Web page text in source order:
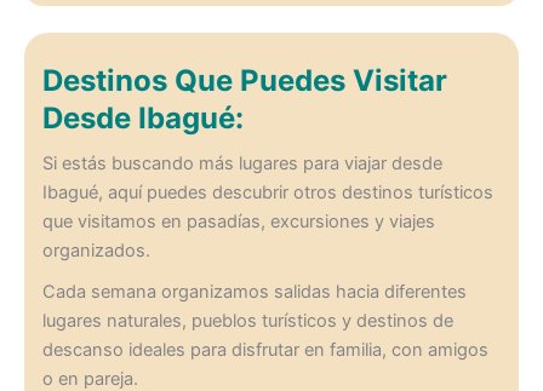
Destinos Que Puedes Visitar
Desde Ibagué:
Si estás buscando más lugares para viajar desde
Ibagué, aquí puedes descubrir otros destinos turísticos
que visitamos en pasadías, excursiones y viajes
organizados.
Cada semana organizamos salidas hacia diferentes
lugares naturales, pueblos turísticos y destinos de
descanso ideales para disfrutar en familia, con amigos
o en pareja.